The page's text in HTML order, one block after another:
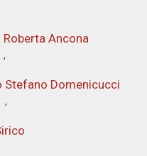
Roberta Ancona
Stefano Domenicucci